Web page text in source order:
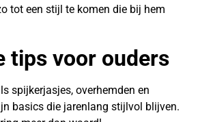
tot een stijl te komen die bij hem
tips voor ouders
spijkerjasjes, overhemden en
basics die jarenlang stijlvol blijven.